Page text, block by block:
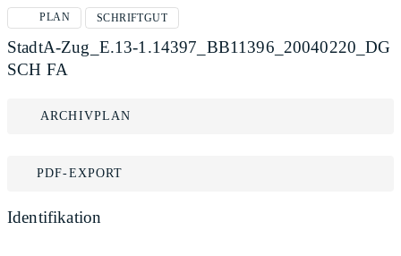
PLAN SCHRIFTGUT
StadtA-Zug_E.13-1.14397_BB11396_20040220_DG
SCH FA
ARCHIVPLAN
PDF-EXPORT
Identifikation